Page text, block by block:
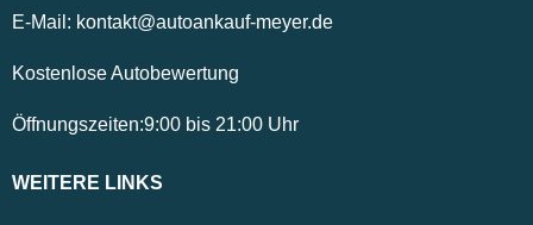
E-Mail: kontakt@autoankauf-meyer.de
Kostenlose Autobewertung
Öffnungszeiten:9:00 bis 21:00 Uhr
WEITERE LINKS